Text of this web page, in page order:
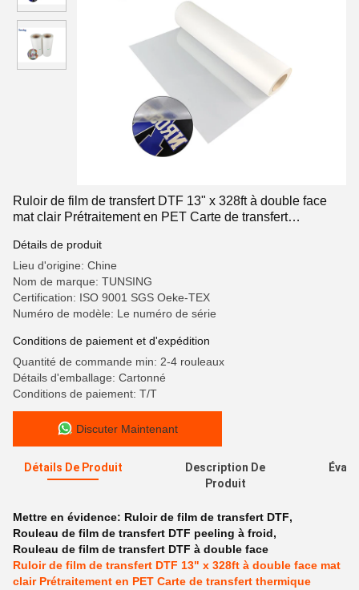
Ruloir de film de transfert DTF 13" x 328ft à double face
mat clair Prétraitement en PET Carte de transfert
pour T-shirts textile
Détails de produit
Lieu d'origine: Chine
Nom de marque: TUNSING
Certification: ISO 9001 SGS Oeke-TEX
Numéro de modèle: Le numéro de série
Conditions de paiement et d'expédition
Quantité de commande min: 2-4 rouleaux
Détails d'emballage: Cartonné
Conditions de paiement: T/T
Discuter Maintenant
Détails De Produit
Description De
Produit
Mettre en évidence: Ruloir de film de transfert DTF,
Rouleau de film de transfert DTF peeling à froid,
Rouleau de film de transfert DTF à double face
Ruloir de film de transfert DTF 13" x 328ft à double face mat
clair Prétraitement en PET Carte de transfert thermique